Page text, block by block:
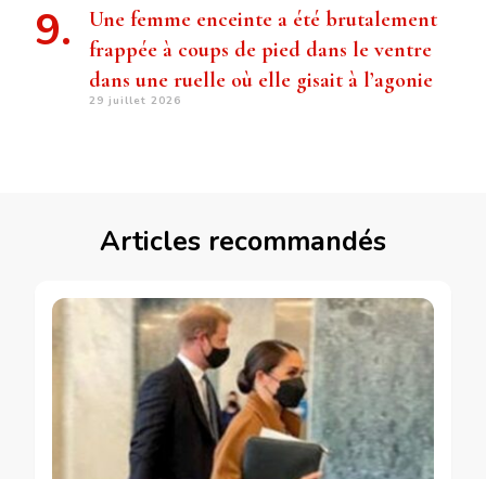
Une femme enceinte a été brutalement
frappée à coups de pied dans le ventre
dans une ruelle où elle gisait à l’agonie
29 juillet 2026
Articles recommandés